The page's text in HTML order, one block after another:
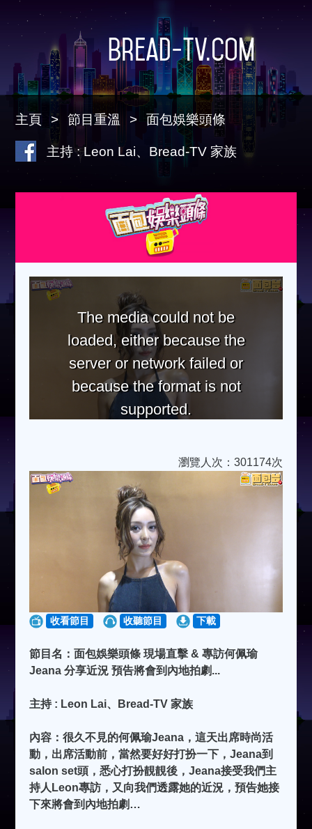
Bread-TV.com
主頁 節目重溫 面包娛樂頭條
主持 : Leon Lai、Bread-TV 家族
The media could not be
loaded, either because the
server or network failed or
because the format is not
supported.
瀏覽人次：301174次
收看節目 收聽節目 下載
節目名：面包娛樂頭條 現場直擊 & 專訪何佩瑜
Jeana 分享近況 預告將會到內地拍劇...
主持 : Leon Lai、Bread-TV 家族
內容：很久不見的何佩瑜Jeana，這天出席時尚活
動，出席活動前，當然要好好打扮一下，Jeana到
salon set頭，悉心打扮靚靚後，Jeana接受我們主
持人Leon專訪，又向我們透露她的近況，預告她接
下來將會到內地拍劇…